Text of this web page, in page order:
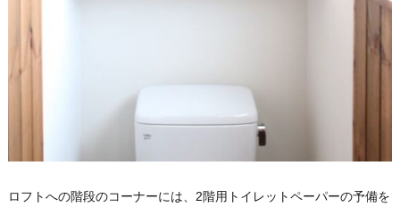
ロフトへの階段のコーナーには、2階用トイレットペーパーの予備を